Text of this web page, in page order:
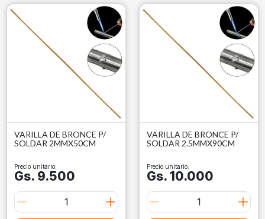
VARILLA DE BRONCE P/
SOLDAR 2MMX50CM
Precio unitario:
Gs. 9.500
VARILLA DE BRONCE P/
SOLDAR 2.5MMX90CM
Precio unitario:
Gs. 10.000